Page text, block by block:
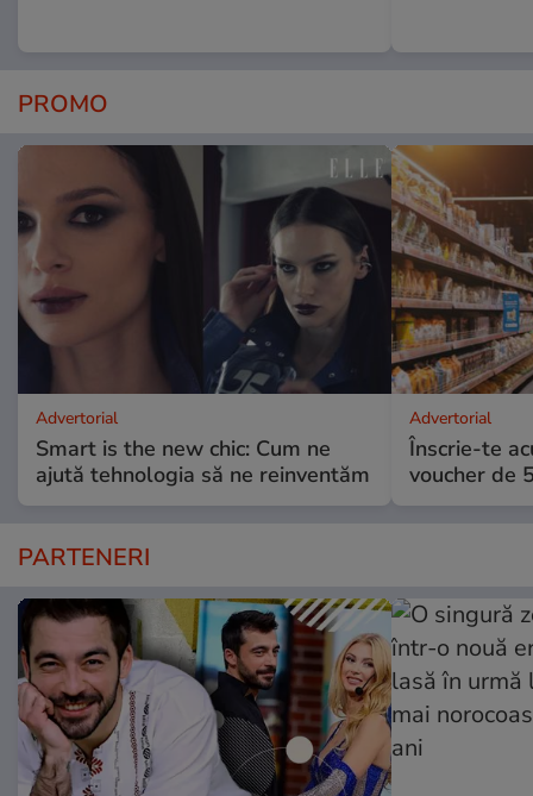
PROMO
Advertorial
Smart is the new chic: Cum ne
ajută tehnologia să ne reinventăm
Advertorial
Înscrie-te
voucher de
PARTENERI